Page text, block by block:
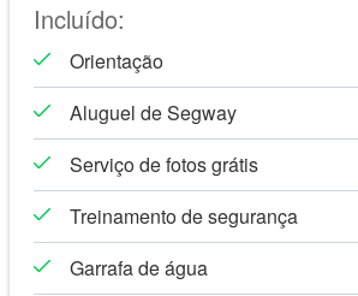
e visite o Estádio e as suas principais
conhecer a sua importância fundamental
promover um estilo de vida saudável e
com a natureza. Aproveite para marcar
Palácio Nacional e a Fonte Mágica e
a cidade lá de cima. Aprenda sobre a
significativa da montanha sagrada de
crescimento da cidade ao longo dos
seu papel na promoção da cultura
Incluído:
Orientação
Aluguel de Segway
Serviço de fotos grátis
Treinamento de segurança
Garrafa de água